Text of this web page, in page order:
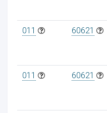
011 60621
011 60621